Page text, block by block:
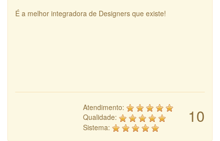
É a melhor integradora de Designers que existe!
10
Atendimento:
Qualidade:
Sistema: